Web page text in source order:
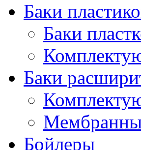
Баки
Баки
Баки
Бойлеры